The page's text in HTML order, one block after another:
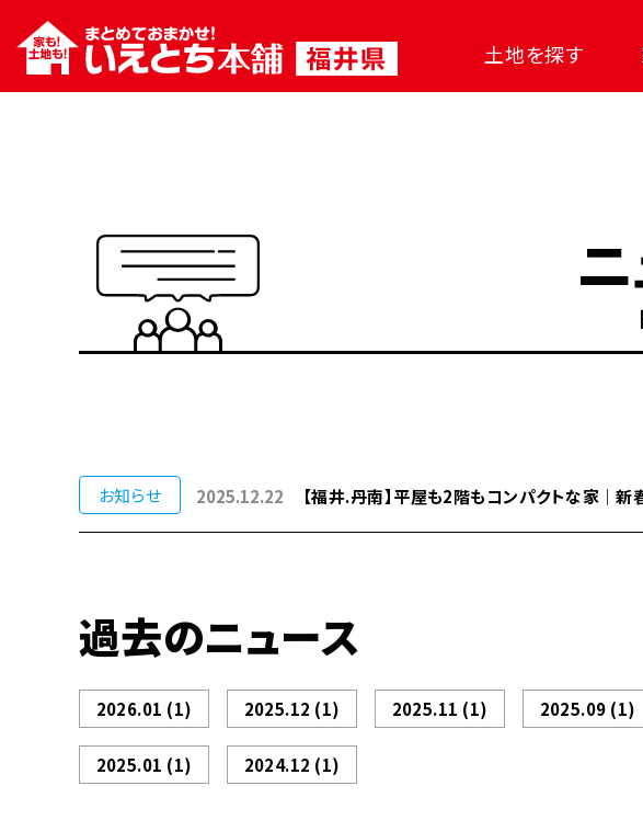
土地を探す
お知らせ 2025.12.22 【福井.丹南】平屋も2階もコンパクトな家｜新
過去のニュース
2026.01 (1) 2025.12 (1) 2025.11 (1) 2025.09 (1)
2025.01 (1) 2024.12 (1)